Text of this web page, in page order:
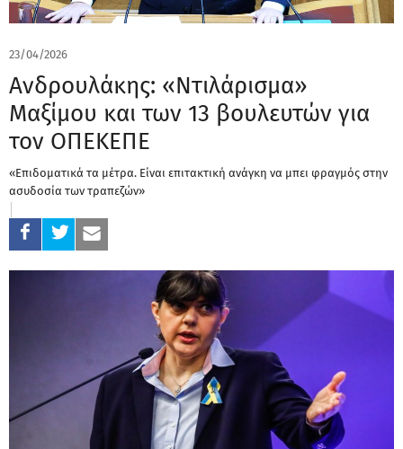
23/04/2026
Ανδρουλάκης: «Ντιλάρισμα»
Μαξίμου και των 13 βουλευτών για
τον ΟΠΕΚΕΠΕ
«Επιδοματικά τα μέτρα. Είναι επιτακτική ανάγκη να μπει φραγμός στην
ασυδοσία των τραπεζών»